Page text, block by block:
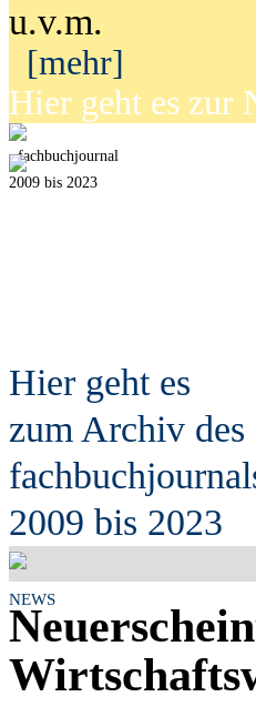
u.v.m.
[mehr]
Hier geht es zur
fachbuchjournal
2009 bis 2023
Hier geht es
zum Archiv des
fachb
2009 bis 2023
NEWS